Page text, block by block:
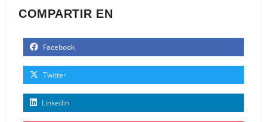
COMPARTIR EN
Facebook
Twitter
Linkedin